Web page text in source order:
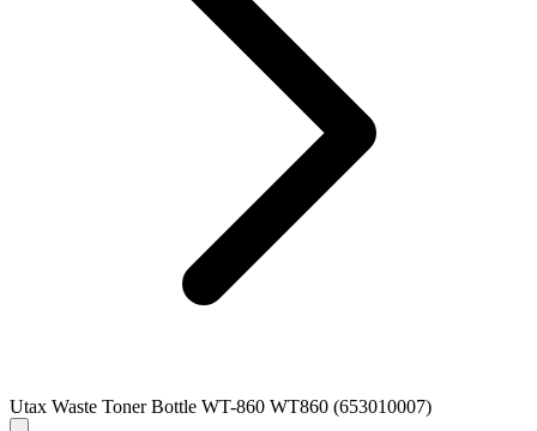
Utax Waste Toner Bottle WT-860 WT860 (653010007)